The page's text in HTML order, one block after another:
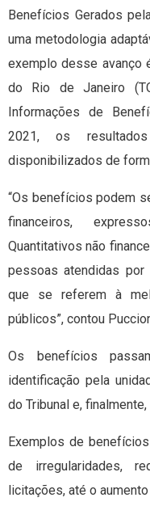
Benefícios Gerados
uma metodologia
exemplo desse avanço
do Rio de Janeiro
Informações de
2021, os
disponibilizados de
“Os benefícios podem
financeiros,
Quantitativos não
pessoas atendidas por
que se referem à
públicos”, contou
Os benefícios
identificação pela
do Tribunal e,
Exemplos de
de irregularidades,
licitações, até o